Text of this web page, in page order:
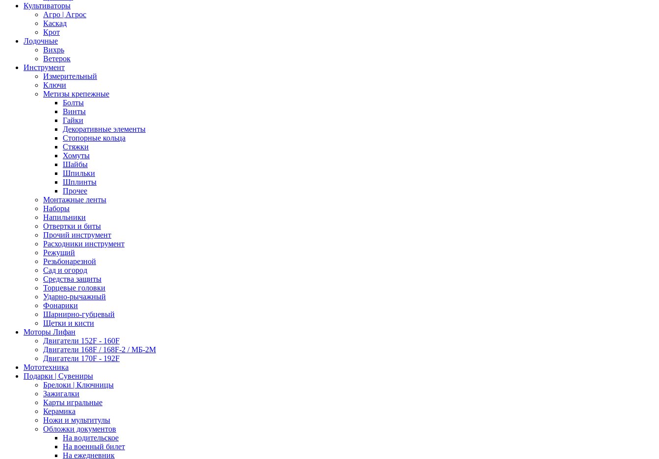
Культиваторы
Агро | Агрос
Каскад
Крот
Лодочные
Вихрь
Ветерок
Инструмент
Измерительный
Ключи
Метизы крепежные
Болты
Винты
Гайки
Декоративные элементы
Стопорные кольца
Стяжки
Хомуты
Шайбы
Шпильки
Шплинты
Прочее
Монтажные ленты
Наборы
Напильники
Отвертки и биты
Прочий инструмент
Расходники инструмент
Режущий
Резьбонарезной
Сад и огород
Средства защиты
Торцевые головки
Ударно-рычажный
Фонарики
Шарнирно-губцевый
Щетки и кисти
Моторы Лифан
Двигатели 152F - 160F
Двигатели 168F / 168F-2 / МБ-2М
Двигатели 170F - 192F
Мототехника
Подарки | Сувениры
Брелоки | Ключницы
Зажигалки
Карты игральные
Керамика
Ножи и мультитулы
Обложки документов
На водительское
На военный билет
На ежедневник